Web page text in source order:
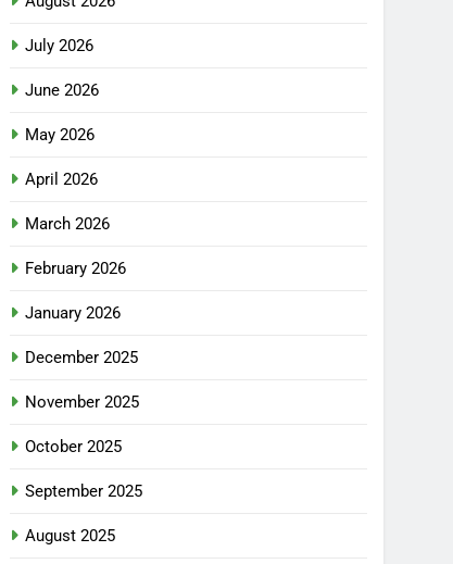
July 2026
June 2026
May 2026
April 2026
March 2026
February 2026
January 2026
December 2025
November 2025
October 2025
September 2025
August 2025